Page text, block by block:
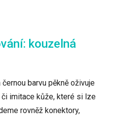
kouzelná
barvu pěkně oživuje
či imitace kůže, které si lze
rovněž konektory,